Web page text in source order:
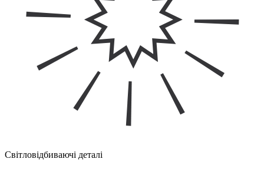
Світловідбиваючі деталі